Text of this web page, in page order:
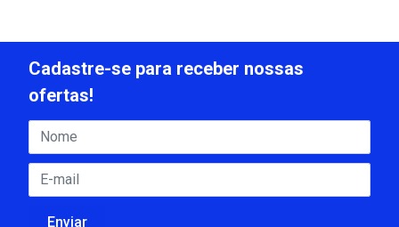
Cadastre-se para receber nossas
ofertas!